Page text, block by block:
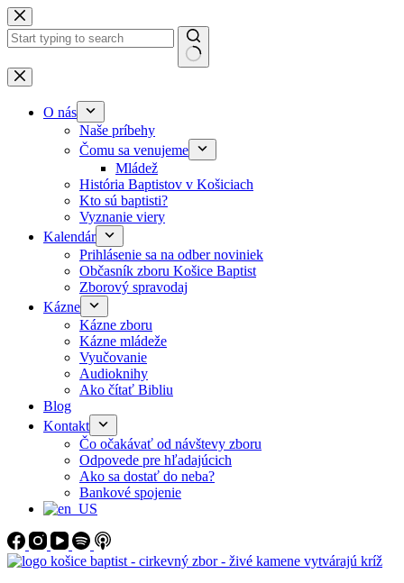
Skip to content
No results
O nás
Naše príbehy
Čomu sa venujeme
Mládež
História Baptistov v Košiciach
Kto sú baptisti?
Vyznanie viery
Kalendár
Prihlásenie sa na odber noviniek
Občasník zboru Košice Baptist
Zborový spravodaj
Kázne
Kázne zboru
Kázne mládeže
Vyučovanie
Audioknihy
Ako čítať Bibliu
Blog
Kontakt
Čo očakávať od návštevy zboru
Odpovede pre hľadajúcich
Ako sa dostať do neba?
Bankové spojenie